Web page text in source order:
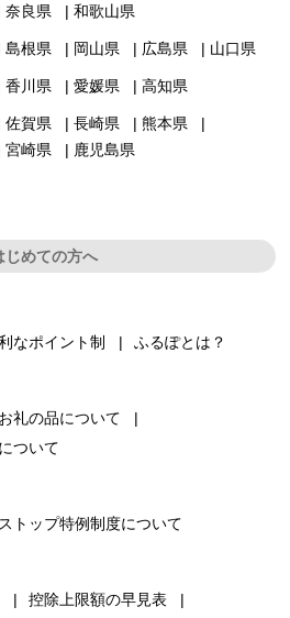
奈良県 和歌山県
島根県 岡山県 広島県 山口県
香川県 愛媛県 高知県
佐賀県 長崎県
熊本県
宮崎県 鹿児島県
じめての方へ
なポイント制 ふるぽとは？
お礼の品について
ついて
トップ特例制度について
控除上限額の早見表